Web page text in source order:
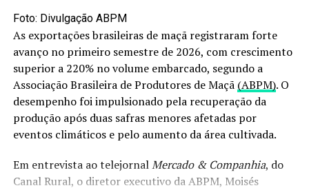
relaciona ao planejamento hídrico das propriedades e ao
acesso a instrumentos públicos de apoio ao
investimento, especialmente em regiões sujeitas à
variabilidade de chuva e à necessidade de maior
estabilidade produtiva.
A programação indica foco técnico em solo, infiltração,
dimensionamento e implantação de sistemas, além de
orientação sobre apoio financeiro ao produtor. Sem
dados adicionais sobre inscrições ou público-alvo, a
recomendação é que os interessados consultem os
Foto: Divulgação ABPM
As exportações brasileiras de maçã registraram forte
avanço no primeiro semestre de 2026, com crescimento
superior a 220% no volume embarcado, segundo a
Associação Brasileira de Produtores de Maçã (ABPM). O
desempenho foi impulsionado pela recuperação da
produção após duas safras menores afetadas por
eventos climáticos e pelo aumento da área cultivada.
Em entrevista ao telejornalMercado & Companhia, do
Canal Rural, o diretor executivo da ABPM, Moisés